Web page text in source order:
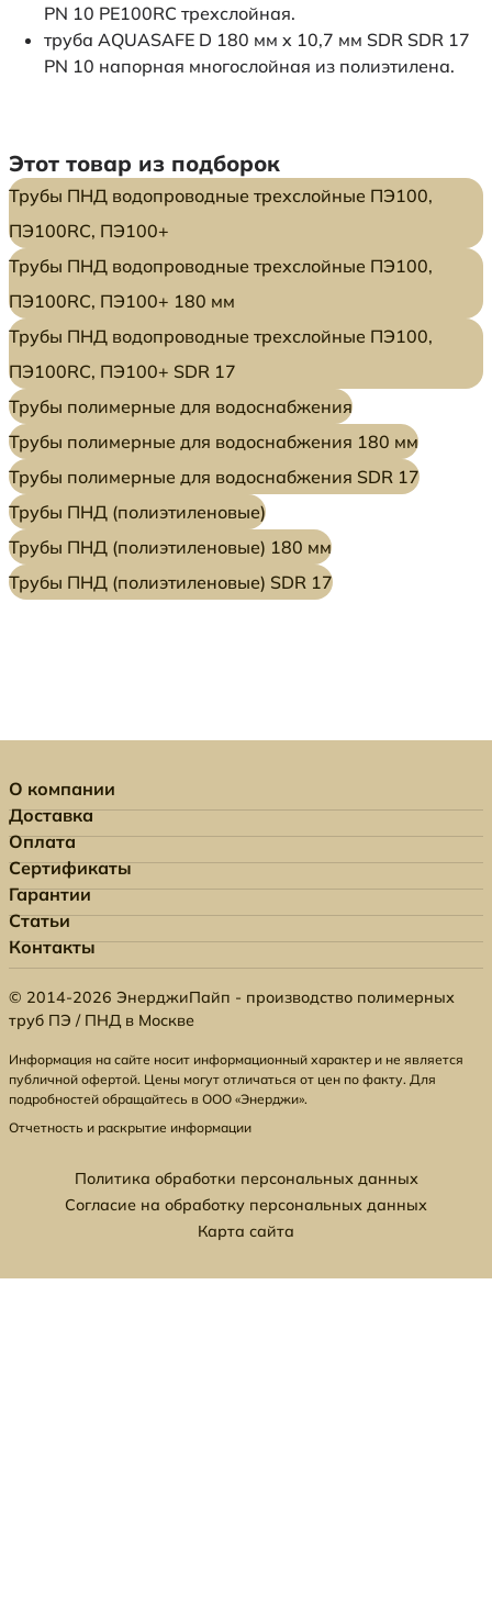
PN 10 PE100RC трехслойная.
труба AQUASAFE D 180 мм x 10,7 мм SDR SDR 17
PN 10 напорная многослойная из полиэтилена.
Этот товар из подборок
Трубы ПНД водопроводные трехслойные ПЭ100,
ПЭ100RC, ПЭ100+
Трубы ПНД водопроводные трехслойные ПЭ100,
ПЭ100RC, ПЭ100+ 180 мм
Трубы ПНД водопроводные трехслойные ПЭ100,
ПЭ100RC, ПЭ100+ SDR 17
Трубы полимерные для водоснабжения
Трубы полимерные для водоснабжения 180 мм
Трубы полимерные для водоснабжения SDR 17
Трубы ПНД (полиэтиленовые)
Трубы ПНД (полиэтиленовые) 180 мм
Трубы ПНД (полиэтиленовые) SDR 17
О компании
Доставка
Оплата
Сертификаты
Гарантии
Статьи
Контакты
© 2014-2026 ЭнерджиПайп - производство полимерных
труб ПЭ / ПНД в Москве
Информация на сайте носит информационный характер и не является
публичной офертой. Цены могут отличаться от цен по факту. Для
подробностей обращайтесь в ООО «Энерджи».
Отчетность и раскрытие информации
Политика обработки персональных данных
Согласие на обработку персональных данных
Карта сайта